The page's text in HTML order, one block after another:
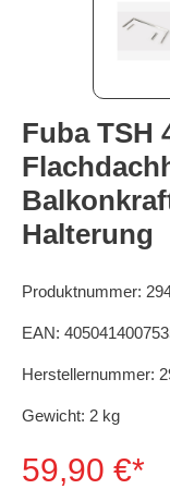
Fuba TSH
Halterung
Produktnummer:
EAN:
Herstellernummer:
Gewicht: 2 kg
59,90 €*